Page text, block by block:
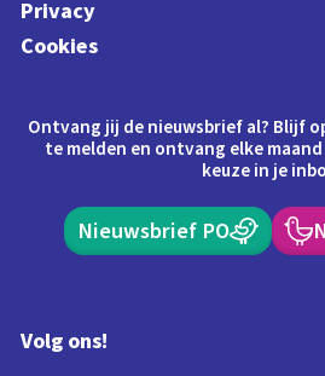
Privacy
Cookies
Ontvang jij de nieuwsbrief al? Blijf
te melden en ontvang elke
keuze in je
Nieuwsbrief PO
Volg ons!